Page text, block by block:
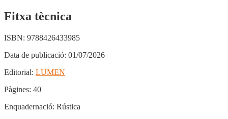
Fitxa tècnica
ISBN: 9788426433985
Data de publicació: 01/07/2026
Editorial: LUMEN
Pàgines: 40
Enquadernació: Rústica